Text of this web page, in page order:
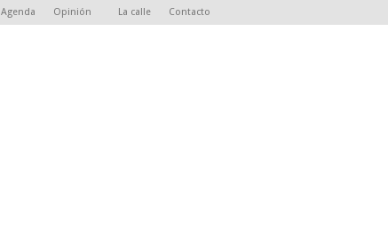
Agenda Opinión La calle Contacto